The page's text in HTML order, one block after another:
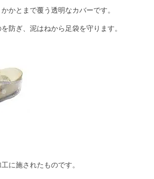
かとまで覆う透明なカバーです。
防ぎ、泥はねから足袋を守ります。
に施されたものです。